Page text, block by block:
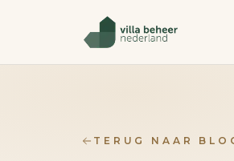
TERUG NAAR